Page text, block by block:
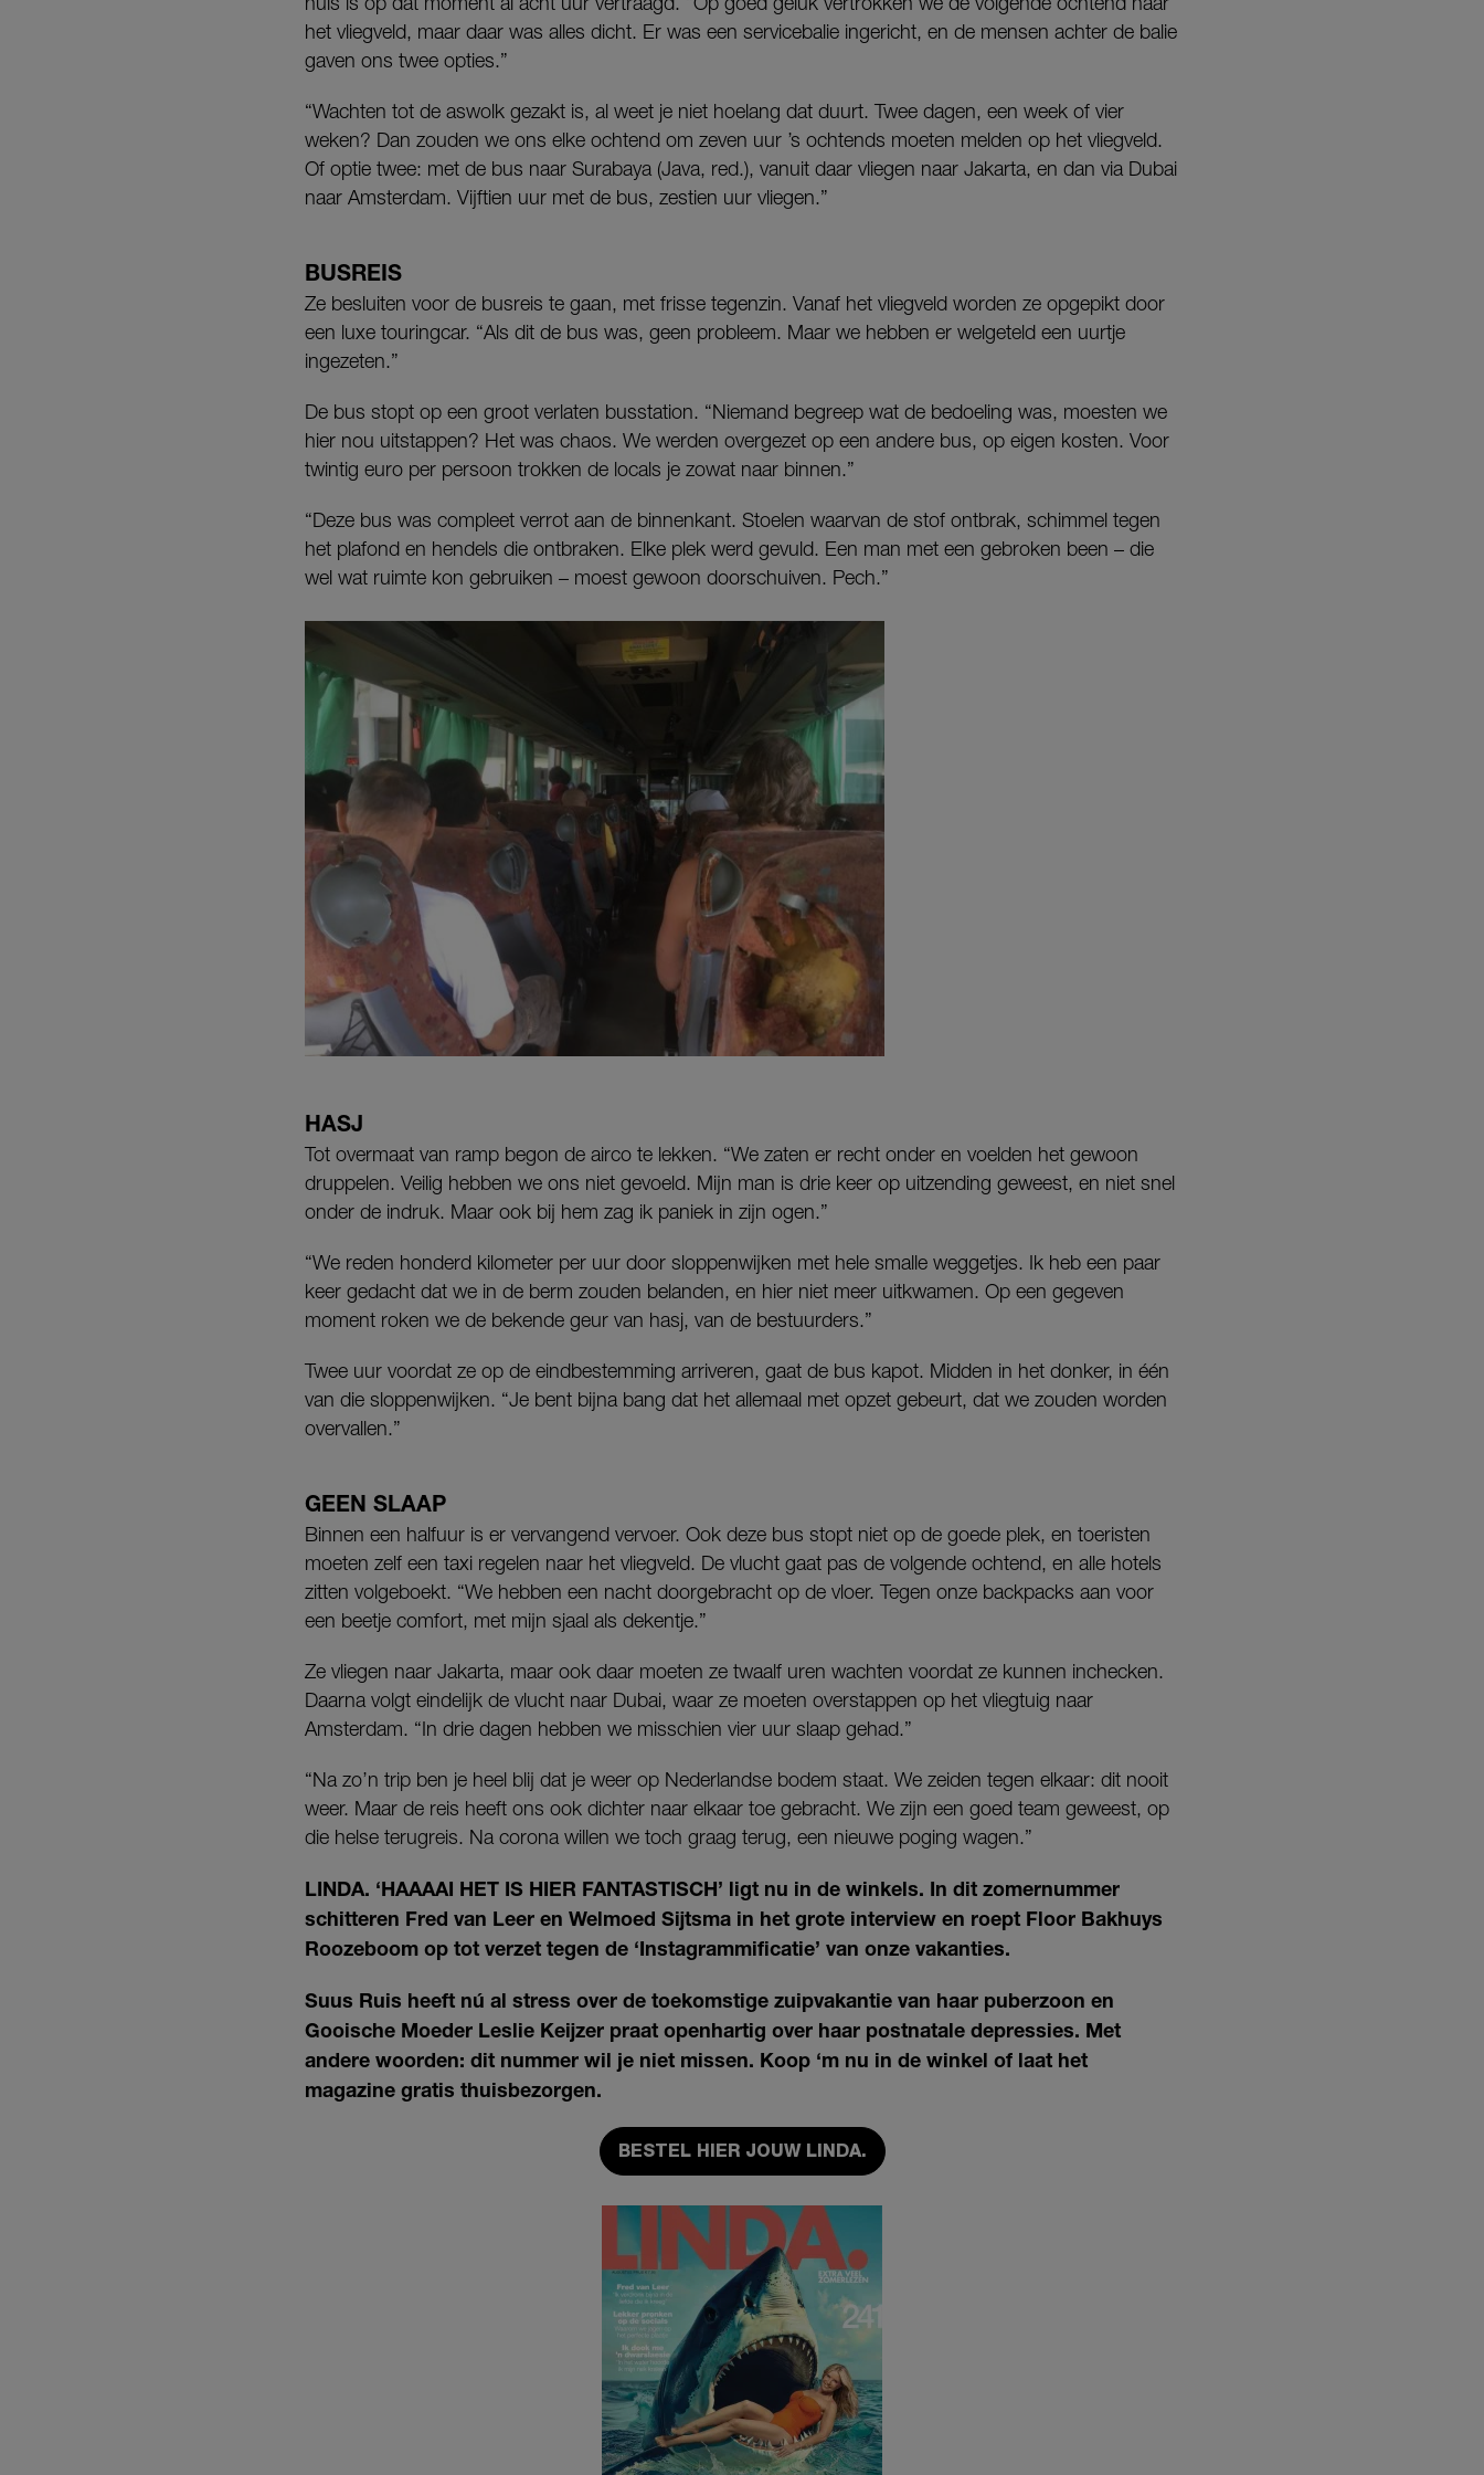
het vliegveld, maar daar was alles dicht. Er was een servicebalie ingericht, en de mensen achter de balie
gaven ons twee opties.”
“Wachten tot de aswolk gezakt is, al weet je niet hoelang dat duurt. Twee dagen, een week of vier
weken? Dan zouden we ons elke ochtend om zeven uur ’s ochtends moeten melden op het vliegveld.
Of optie twee: met de bus naar Surabaya (Java, red.), vanuit daar vliegen naar Jakarta, en dan via Dubai
naar Amsterdam. Vijftien uur met de bus, zestien uur vliegen.”
BUSREIS
Ze besluiten voor de busreis te gaan, met frisse tegenzin. Vanaf het vliegveld worden ze opgepikt door
een luxe touringcar. “Als dit de bus was, geen probleem. Maar we hebben er welgeteld een uurtje
ingezeten.”
De bus stopt op een groot verlaten busstation. “Niemand begreep wat de bedoeling was, moesten we
hier nou uitstappen? Het was chaos. We werden overgezet op een andere bus, op eigen kosten. Voor
twintig euro per persoon trokken de locals je zowat naar binnen.”
“Deze bus was compleet verrot aan de binnenkant. Stoelen waarvan de stof ontbrak, schimmel tegen
het plafond en hendels die ontbraken. Elke plek werd gevuld. Een man met een gebroken been – die
wel wat ruimte kon gebruiken – moest gewoon doorschuiven. Pech.”
HASJ
Tot overmaat van ramp begon de airco te lekken. “We zaten er recht onder en voelden het gewoon
druppelen. Veilig hebben we ons niet gevoeld. Mijn man is drie keer op uitzending geweest, en niet snel
onder de indruk. Maar ook bij hem zag ik paniek in zijn ogen.”
“We reden honderd kilometer per uur door sloppenwijken met hele smalle weggetjes. Ik heb een paar
keer gedacht dat we in de berm zouden belanden, en hier niet meer uitkwamen. Op een gegeven
moment roken we de bekende geur van hasj, van de bestuurders.”
Twee uur voordat ze op de eindbestemming arriveren, gaat de bus kapot. Midden in het donker, in één
van die sloppenwijken. “Je bent bijna bang dat het allemaal met opzet gebeurt, dat we zouden worden
overvallen.”
GEEN SLAAP
Binnen een halfuur is er vervangend vervoer. Ook deze bus stopt niet op de goede plek, en toeristen
moeten zelf een taxi regelen naar het vliegveld. De vlucht gaat pas de volgende ochtend, en alle hotels
zitten volgeboekt. “We hebben een nacht doorgebracht op de vloer. Tegen onze backpacks aan voor
een beetje comfort, met mijn sjaal als dekentje.”
Ze vliegen naar Jakarta, maar ook daar moeten ze twaalf uren wachten voordat ze kunnen inchecken.
Daarna volgt eindelijk de vlucht naar Dubai, waar ze moeten overstappen op het vliegtuig naar
Amsterdam. “In drie dagen hebben we misschien vier uur slaap gehad.”
“Na zo’n trip ben je heel blij dat je weer op Nederlandse bodem staat. We zeiden tegen elkaar: dit nooit
weer. Maar de reis heeft ons ook dichter naar elkaar toe gebracht. We zijn een goed team geweest, op
die helse terugreis. Na corona willen we toch graag terug, een nieuwe poging wagen.”
LINDA. ‘HAAAAI HET IS HIER FANTASTISCH’ ligt nu in de winkels. In dit zomernummer
schitteren Fred van Leer en Welmoed Sijtsma in het grote interview en roept Floor Bakhuys
Roozeboom op tot verzet tegen de ‘Instagrammificatie’ van onze vakanties.
Suus Ruis heeft nú al stress over de toekomstige zuipvakantie van haar puberzoon en
Gooische Moeder Leslie Keijzer praat openhartig over haar postnatale depressies. Met
andere woorden: dit nummer wil je niet missen. Koop ‘m nu in de winkel of laat het
magazine gratis thuisbezorgen.
BESTEL HIER JOUW LINDA.